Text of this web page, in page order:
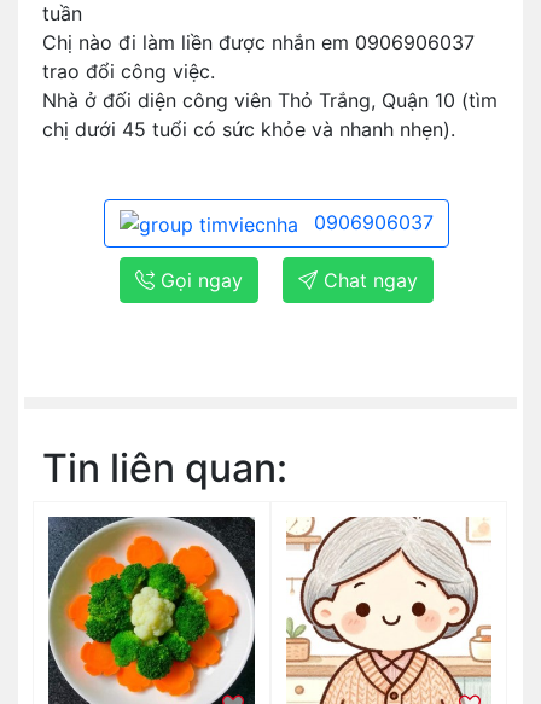
tuần
Chị nào đi làm liền được nhắn em 0906906037
trao đổi công việc.
Nhà ở đối diện công viên Thỏ Trắng, Quận 10 (tìm
chị dưới 45 tuổi có sức khỏe và nhanh nhẹn).
0906906037
Gọi ngay Chat ngay
Tin liên quan: